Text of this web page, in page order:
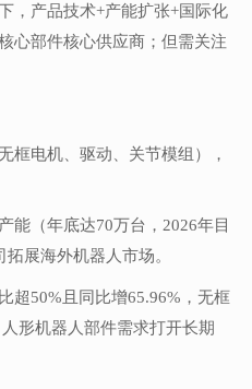
，产品技术+产能扩张+国际化
心部件核心供应商；但需关注
框电机、驱动、关节模组），
能（年底达70万台，2026年目
展海外机器人市场。
超50%且同比增65.96%，无框
形机器人部件需求打开长期